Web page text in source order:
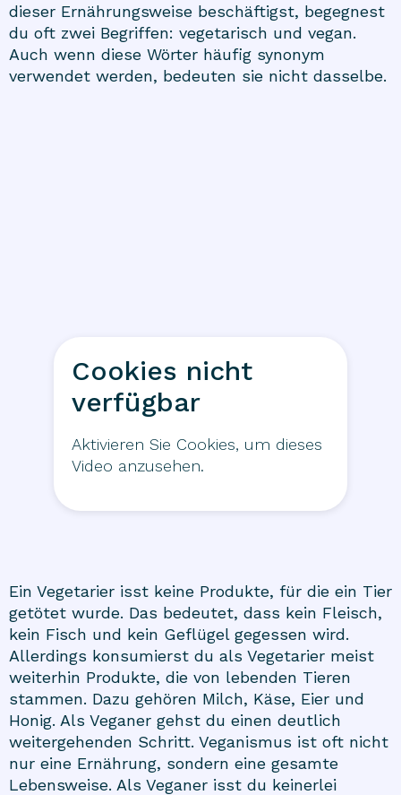
dieser Ernährungsweise beschäftigst, begegnest
du oft zwei Begriffen: vegetarisch und vegan.
Auch wenn diese Wörter häufig synonym
verwendet werden, bedeuten sie nicht dasselbe.
Cookies nicht
verfügbar
Aktivieren Sie Cookies, um dieses
Video anzusehen.
Ein Vegetarier isst keine Produkte, für die ein Tier
getötet wurde. Das bedeutet, dass kein Fleisch,
kein Fisch und kein Geflügel gegessen wird.
Allerdings konsumierst du als Vegetarier meist
weiterhin Produkte, die von lebenden Tieren
stammen. Dazu gehören Milch, Käse, Eier und
Honig. Als Veganer gehst du einen deutlich
weitergehenden Schritt. Veganismus ist oft nicht
nur eine Ernährung, sondern eine gesamte
Lebensweise. Als Veganer isst du keinerlei